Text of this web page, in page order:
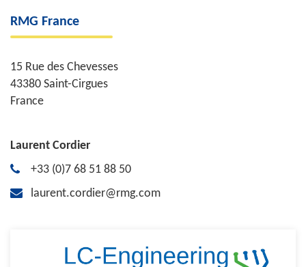
RMG France
15 Rue des Chevesses
43380 Saint-Cirgues
France
Laurent Cordier
+33 (0)7 68 51 88 50
laurent.cordier@rmg.com